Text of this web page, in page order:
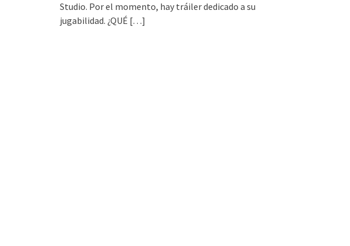
Studio. Por el momento, hay tráiler dedicado a su
jugabilidad. ¿QUÉ […]